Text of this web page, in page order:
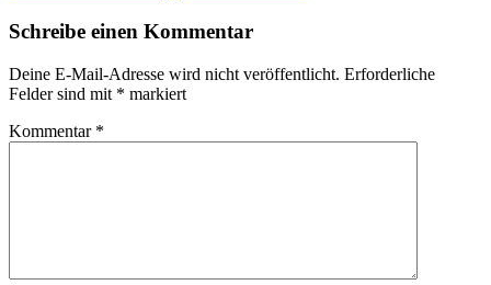
Schreibe einen Kommentar
Deine E-Mail-Adresse wird nicht veröffentlicht. Erforderliche
Felder sind mit * markiert
Kommentar *